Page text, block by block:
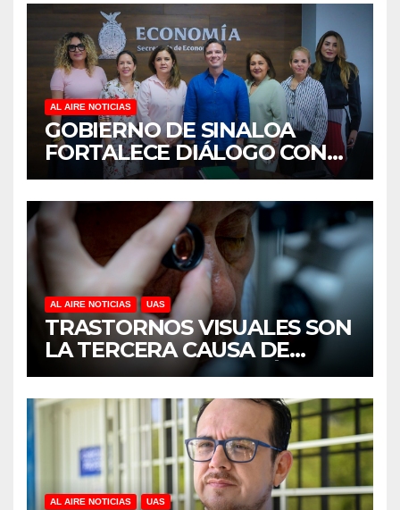
AL AIRE NOTICIAS
GOBIERNO DE SINALOA
FORTALECE DIÁLOGO CON
MUJERES EMPRESARIAS DE
CULIACÁN
AL AIRE NOTICIAS UAS
TRASTORNOS VISUALES SON
LA TERCERA CAUSA DE
DISCAPACIDAD EN MÉXICO,
REVELA ESTUDIO DEL
CIDOCS DE LA UAS
AL AIRE NOTICIAS UAS